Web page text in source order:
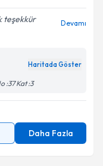
teşekkür
Devamı
Haritada Göster
:37 Kat :3
Daha Fazla